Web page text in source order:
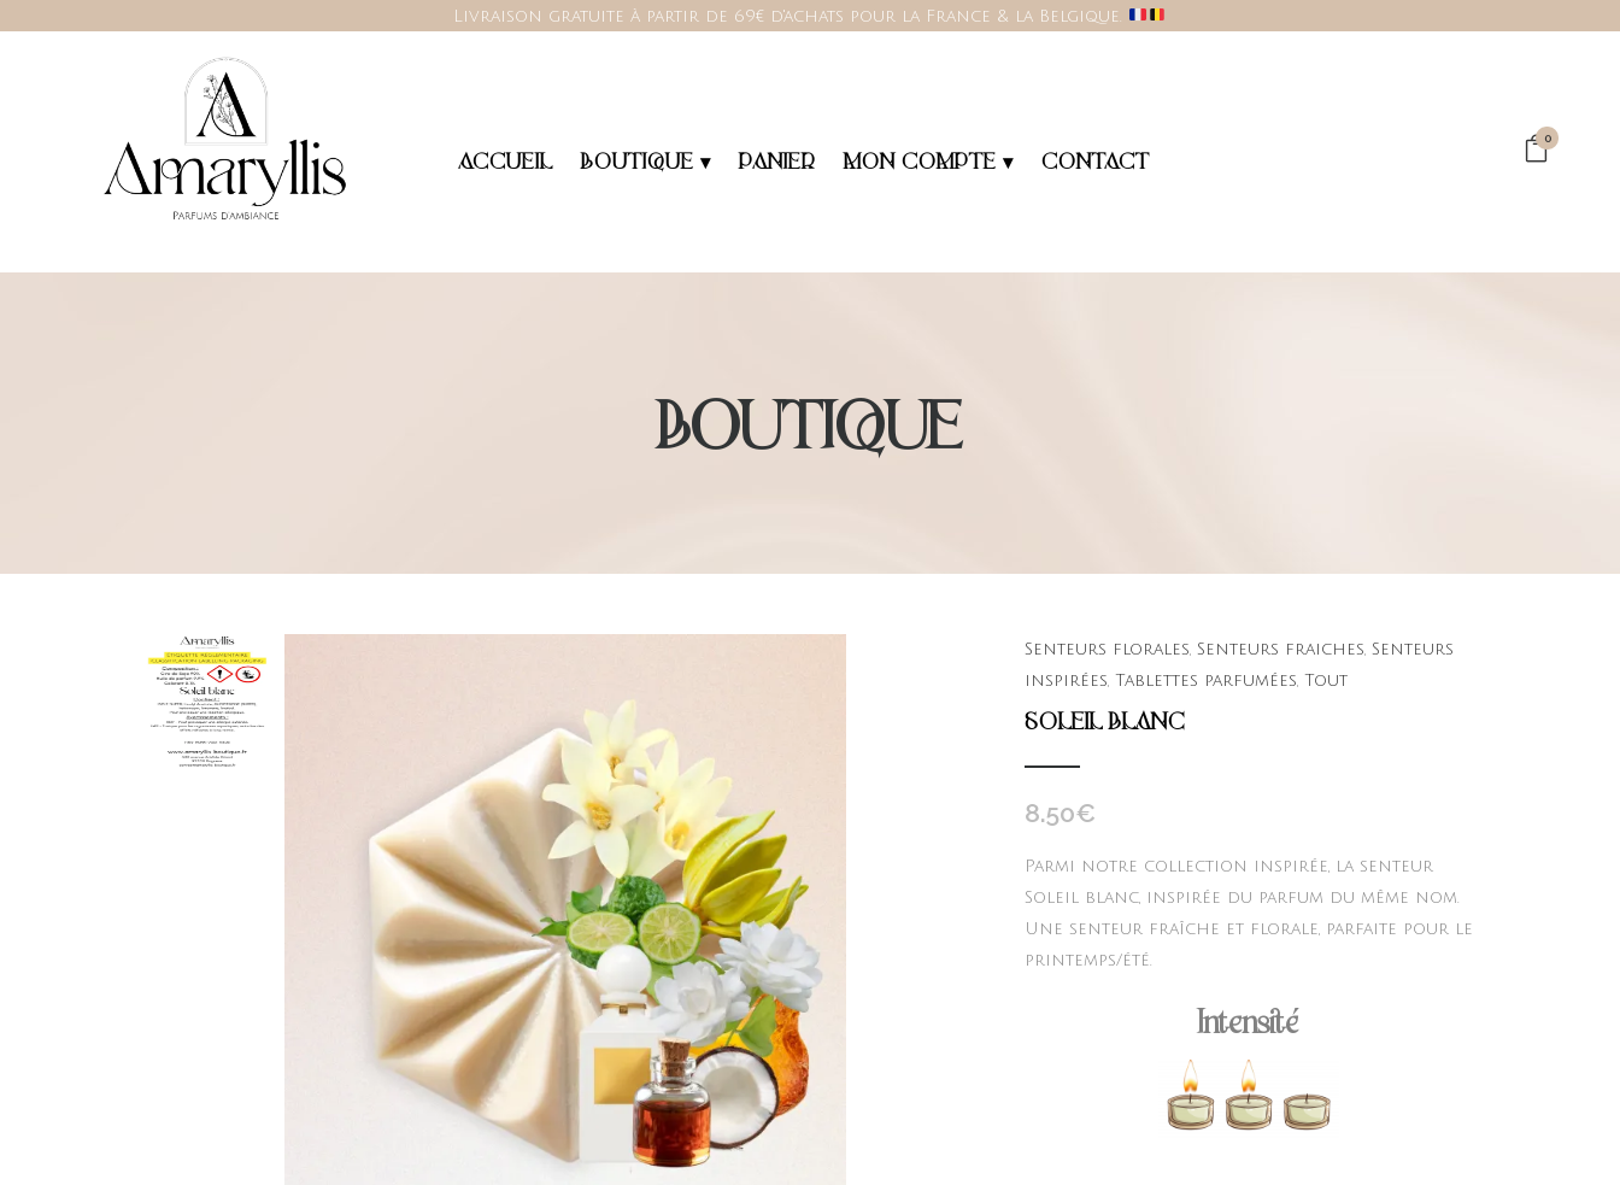
Livraison gratuite à partir de 69€ d'achats pour la France & la Belgique.
0
ACCUEIL BOUTIQUE ▾ PANIER MON COMPTE ▾ CONTACT
BOUTIQUE
Senteurs florales, Senteurs fraiches, Senteurs
inspirées, Tablettes parfumées, Tout
SOLEIL BLANC
8.50€
Parmi notre collection inspirée, la senteur
Soleil blanc, inspirée du parfum du même nom.
Une senteur fraîche et florale, parfaite pour le
printemps/été.
Intensité